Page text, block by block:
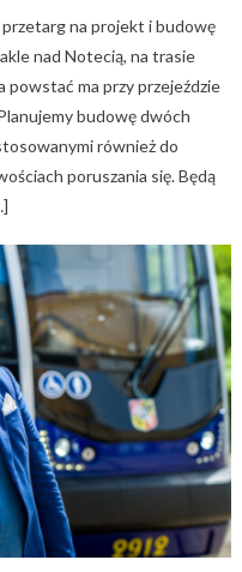
na projekt i budowę
nad Notecią, na trasie
powstać ma przy przejeździe
budowę dwóch
również do
poruszania się. Będą